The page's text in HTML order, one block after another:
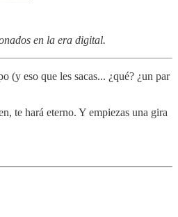
en la era digital.
(y eso que les sacas... ¿qué? ¿un par
te hará eterno. Y empiezas una gira